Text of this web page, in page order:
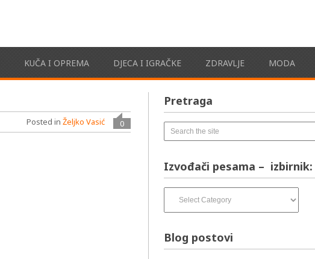
KUČA I OPREMA DJECA I IGRAČKE ZDRAVLJE MODA
0
Posted inŽeljko Vasić
Pretraga
Izvođači pesama – izbirnik:
pesama
Blog postovi